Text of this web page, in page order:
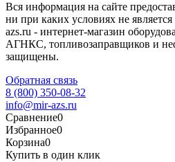
Вся информация на сайте
ни при каких условиях не
azs.ru - интернет-магазин
АГНКС, топливозаправщиков и
защищены.
Обратная связь
8 (800) 350-08-32
info@mir-azs.ru
Сравнение0
Избранное0
Корзина0
Купить в один клик